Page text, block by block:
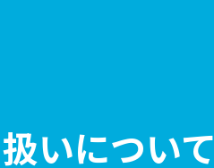
いについて